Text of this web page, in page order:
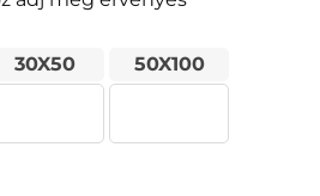
30X50 50X100